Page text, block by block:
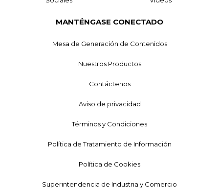
MANTÉNGASE CONECTADO
Mesa de Generación de Contenidos
Nuestros Productos
Contáctenos
Aviso de privacidad
Términos y Condiciones
Política de Tratamiento de Información
Política de Cookies
Superintendencia de Industria y Comercio